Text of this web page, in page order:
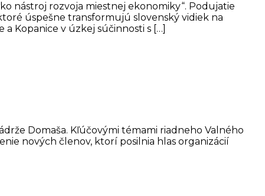
nástroj rozvoja miestnej ekonomiky“. Podujatie
úspešne transformujú slovenský vidiek na
Kopanice v úzkej súčinnosti s […]
Domaša. Kľúčovými témami riadneho Valného
nových členov, ktorí posilnia hlas organizácií